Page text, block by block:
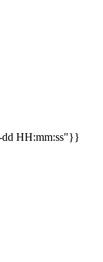
dd HH:mm:ss"}}